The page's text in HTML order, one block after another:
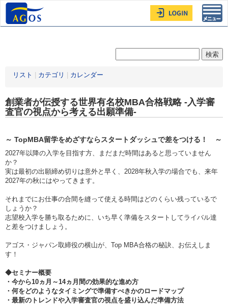
リスト カテゴリ カレンダー
創業者が伝授する世界有名校MBA合格戦略 -入学審
査官の視点から考える出願準備-
～ TopMBA留学をめざすならスタートダッシュで差をつける！ ～
2027年以降の入学を目指す方、まだまだ時間はあると思っていません
か？
実は最初の出願締め切りは意外と早く、2028年秋入学の場合でも、来年
2027年の秋にはやってきます。
それまでにお仕事の合間を縫って使える時間はどのくらい残っているで
しょうか？
志望校入学を勝ち取るために、いち早く準備をスタートしてライバル達
と差をつけましょう。
アゴス・ジャパン取締役の横山が、Top MBA合格の秘訣、お伝えしま
す！
◆セミナー概要
・今から10ヵ月～14ヵ月間の効果的な進め方
・何をどのようなタイミングで準備すべきかのロードマップ
・最新のトレンドや入学審査官の視点を盛り込んだ準備方法